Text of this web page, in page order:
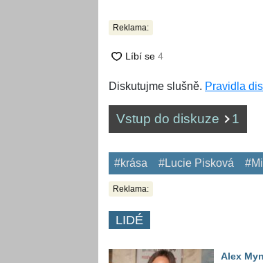
Reklama:
Diskutujme slušně. Pravidla
Vstup do diskuze 1
#krása #Lucie Pisková
Reklama:
LIDÉ
Alex